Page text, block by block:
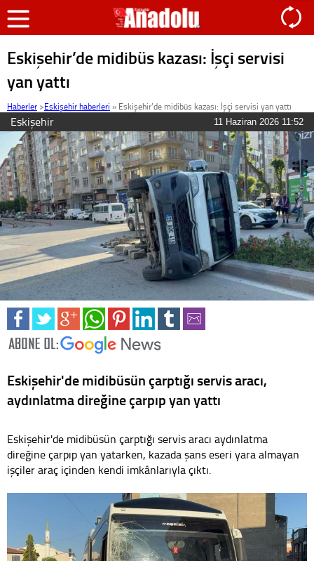
Eskişehir’de midibüs kazası: İşçi servisi
yan yattı
Haberler >Eskişehir haberleri » Eskişehir’de midibüs kazası: İşçi servisi yan yattı
Eskişehir 11 Haziran 2026 11:52
Eskişehir'de midibüsün çarptığı servis aracı,
aydınlatma direğine çarpıp yan yattı
Eskişehir'de midibüsün çarptığı servis aracı aydınlatma
direğine çarpıp yan yatarken, kazada şans eseri yara almayan
işçiler araç içinden kendi imkânlarıyla çıktı.